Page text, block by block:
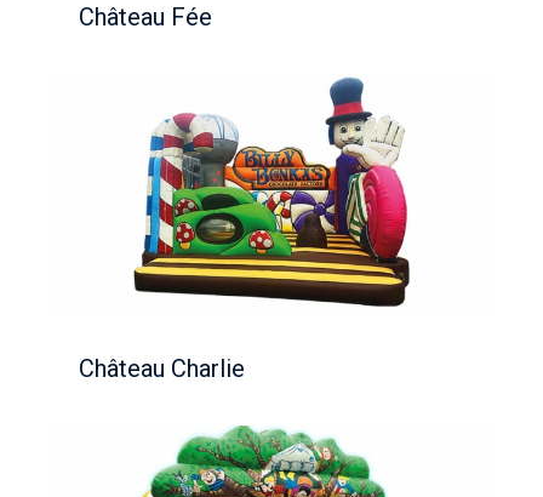
Château Fée
Château Charlie